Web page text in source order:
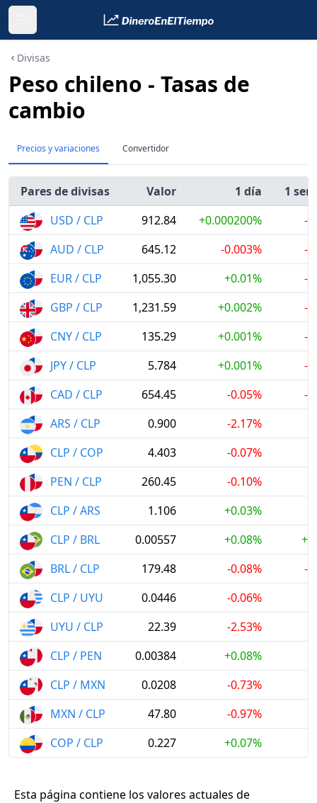
Divisas
Peso chileno - Tasas de
cambio
Precios y variaciones Convertidor
Pares de divisas Valor 1 día
1
USD / CLP
912.84 +0.000200%
-
AUD / CLP
645.12 -0.003%
-
EUR / CLP
1,055.30 +0.01%
-
GBP / CLP
1,231.59 +0.002%
-
CNY / CLP
135.29 +0.001%
-
JPY / CLP
5.784 +0.001%
-
CAD / CLP
654.45 -0.05%
-
ARS / CLP
0.900
-2.17%
CLP / COP
4.403
-0.07%
PEN / CLP
260.45
-0.10%
CLP / ARS
1.106
+0.03%
CLP / BRL
0.00557 +0.08%
BRL / CLP
179.48 -0.08%
-
CLP / UYU
0.0446
-0.06%
UYU / CLP
22.39
-2.53%
CLP / PEN
0.00384
+0.08%
CLP / MXN
0.0208
-0.73%
MXN / CLP
47.80
-0.97%
COP / CLP
0.227 +0.07%
Esta página contiene los valores actuales de